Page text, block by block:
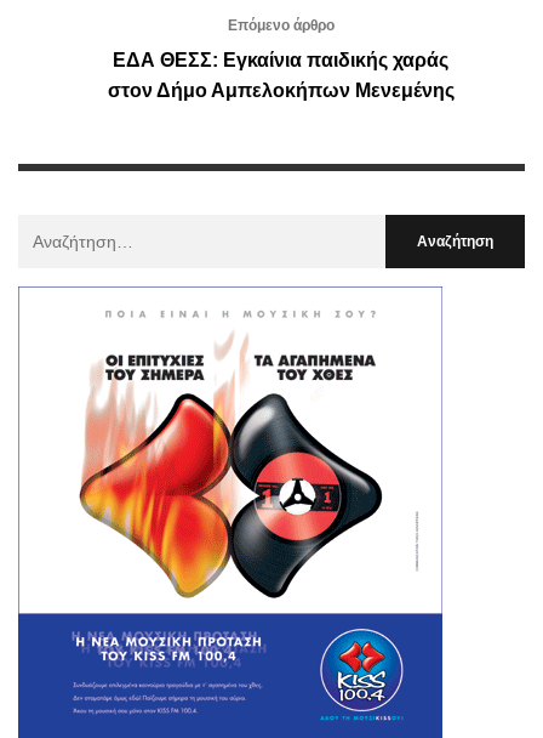
Επόμενο άρθρο
ΕΔΑ ΘΕΣΣ: Εγκαίνια παιδικής χαράς
στον Δήμο Αμπελοκήπων Μενεμένης
: